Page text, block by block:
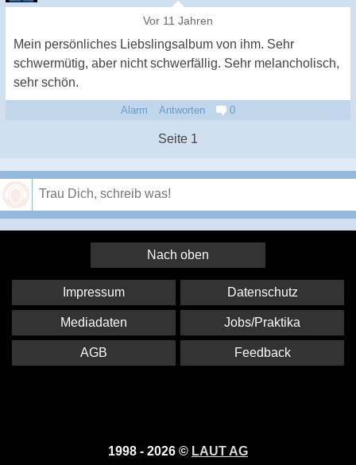
Vor 11 Jahren
Mein persönliches Liebslingsalbum von ihm. Sehr
schwermütig, aber nicht schwerfällig. Sehr melancholisch,
sehr schön.
Alarm Antworten 0
Seite 1
Nach oben
1998 - 2026 © LAUT AG
Impressum Datenschutz
Mediadaten Jobs/Praktika
AGB Feedback